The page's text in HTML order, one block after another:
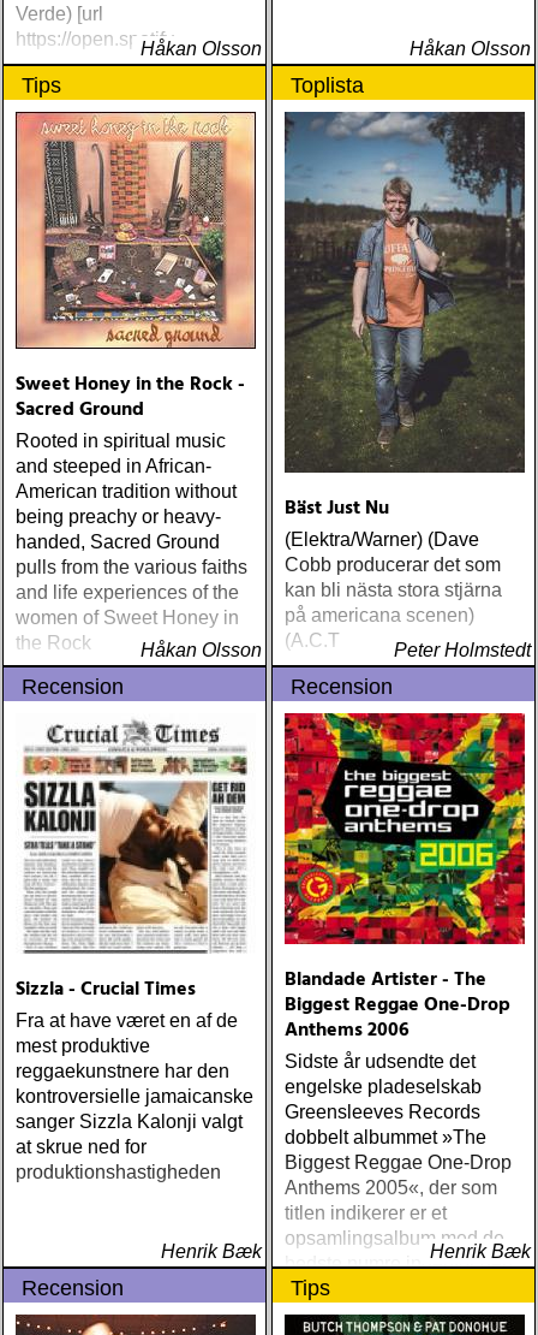
Verde) [url
https://open.spotifyHåkan Olsson Håkan Olsson
Tips
Sweet Honey in the Rock -
Sacred Ground
Rooted in spiritual music
and steeped in African-
American tradition without
being preachy or heavy-
handed, Sacred Ground
pulls from the various faiths
and life experiences of the
women of Sweet Honey in
the Rock
Håkan Olsson
Toplista
Bäst Just Nu
(Elektra/Warner) (Dave
Cobb producerar det som
kan bli nästa stora stjärna
på americana scenen)
(A.C.T
Peter Holmstedt
Recension
Sizzla - Crucial Times
Fra at have været en af de
mest produktive
reggaekunstnere har den
kontroversielle jamaicanske
sanger Sizzla Kalonji valgt
at skrue ned for
produktionshastigheden
Henrik Bæk
Recension
Blandade Artister - The
Biggest Reggae One-Drop
Anthems 2006
Sidste år udsendte det
engelske pladeselskab
Greensleeves Records
dobbelt albummet »The
Biggest Reggae One-Drop
Anthems 2005«, der som
titlen indikerer er et
opsamlingsalbum med de
bedste numre indenfor den
populære reggaestil kaldet
one-drop
Henrik Bæk
Recension Tips